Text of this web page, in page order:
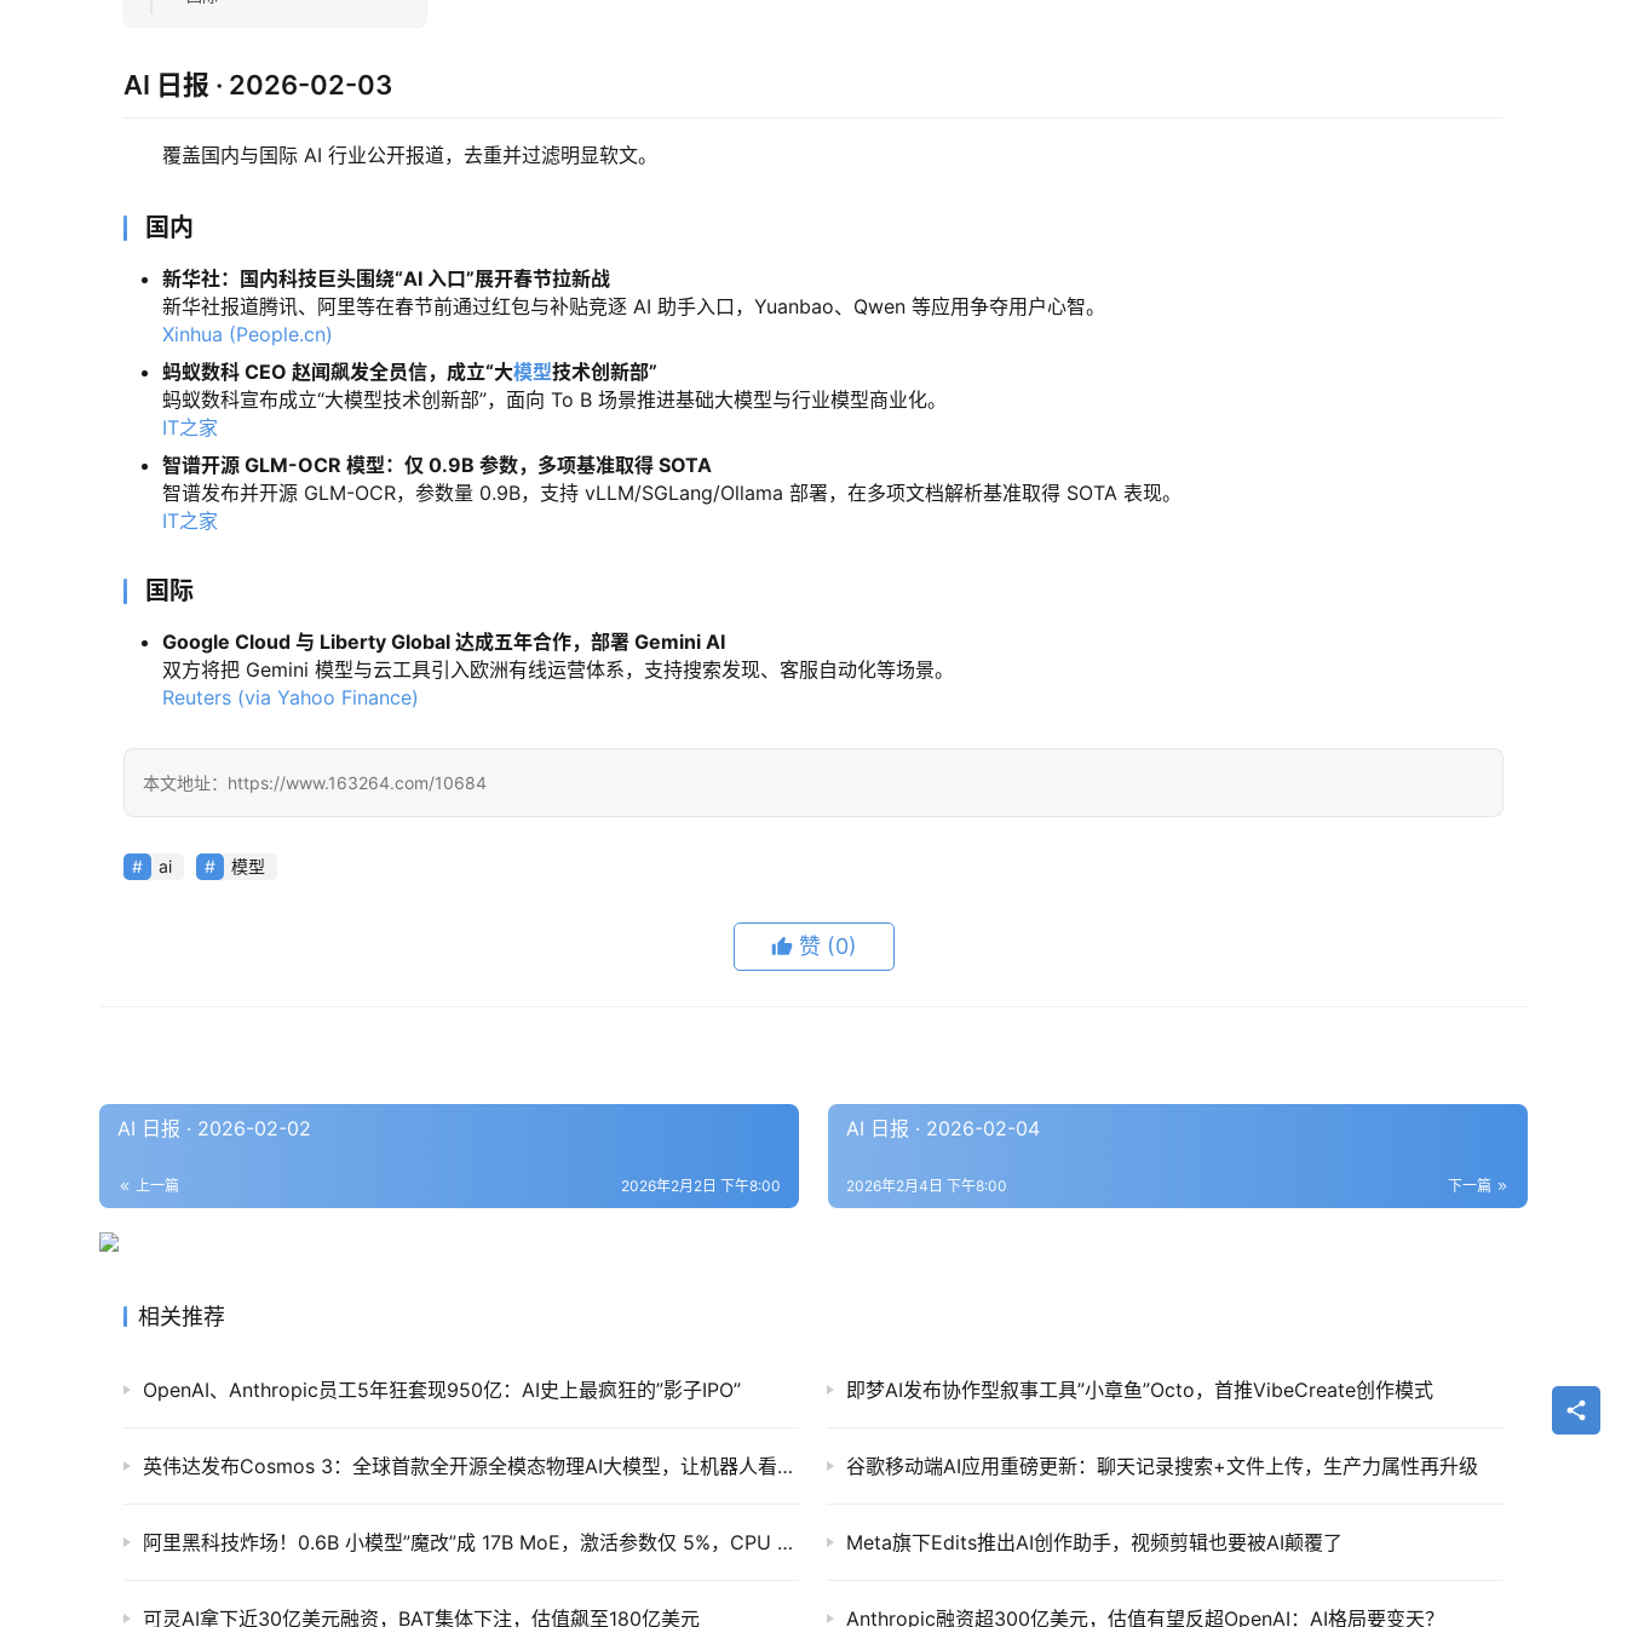
AI 日报 · 2026-02-03
覆盖国内与国际 AI 行业公开报道，去重并过滤明显软文。
国内
新华社：国内科技巨头围绕“AI 入口”展开春节拉新战
新华社报道腾讯、阿里等在春节前通过红包与补贴竞逐 AI 助手入口，Yuanbao、Qwen 等应用争夺用户心智。
Xinhua (People.cn)
蚂蚁数科 CEO 赵闻飙发全员信，成立“大模型技术创新部”
蚂蚁数科宣布成立“大模型技术创新部”，面向 To B 场景推进基础大模型与行业模型商业化。
IT之家
智谱开源 GLM-OCR 模型：仅 0.9B 参数，多项基准取得 SOTA
智谱发布并开源 GLM-OCR，参数量 0.9B，支持 vLLM/SGLang/Ollama 部署，在多项文档解析基准取得 SOTA 表现。
IT之家
国际
Google Cloud 与 Liberty Global 达成五年合作，部署 Gemini AI
双方将把 Gemini 模型与云工具引入欧洲有线运营体系，支持搜索发现、客服自动化等场景。
Reuters (via Yahoo Finance)
本文地址：https://www.163264.com/10684
ai 模型
赞 (0)
AI 日报 · 2026-02-02
上一篇 2026年2月2日 下午8:00
AI 日报 · 2026-02-04
下一篇
2026年2月4日 下午8:00
相关推荐
OpenAI、Anthropic员工5年狂套现950亿：AI史上最疯狂的”影子IPO” 即梦AI发布协作型叙事工具”小章鱼”Octo，首推VibeCreate创作模式
英伟达发布Cosmos 3：全球首款全开源全模态物理AI大模型，让机器人看懂世界 谷歌移动端AI应用重磅更新：聊天记录搜索+文件上传，生产力属性再升级
阿里黑科技炸场！0.6B 小模型”魔改”成 17B MoE，激活参数仅 5%，CPU 直接跑 30token/s Meta旗下Edits推出AI创作助手，视频剪辑也要被AI颠覆了
可灵AI拿下近30亿美元融资，BAT集体下注，估值飙至180亿美元 Anthropic融资超300亿美元，估值有望反超OpenAI：AI格局要变天？